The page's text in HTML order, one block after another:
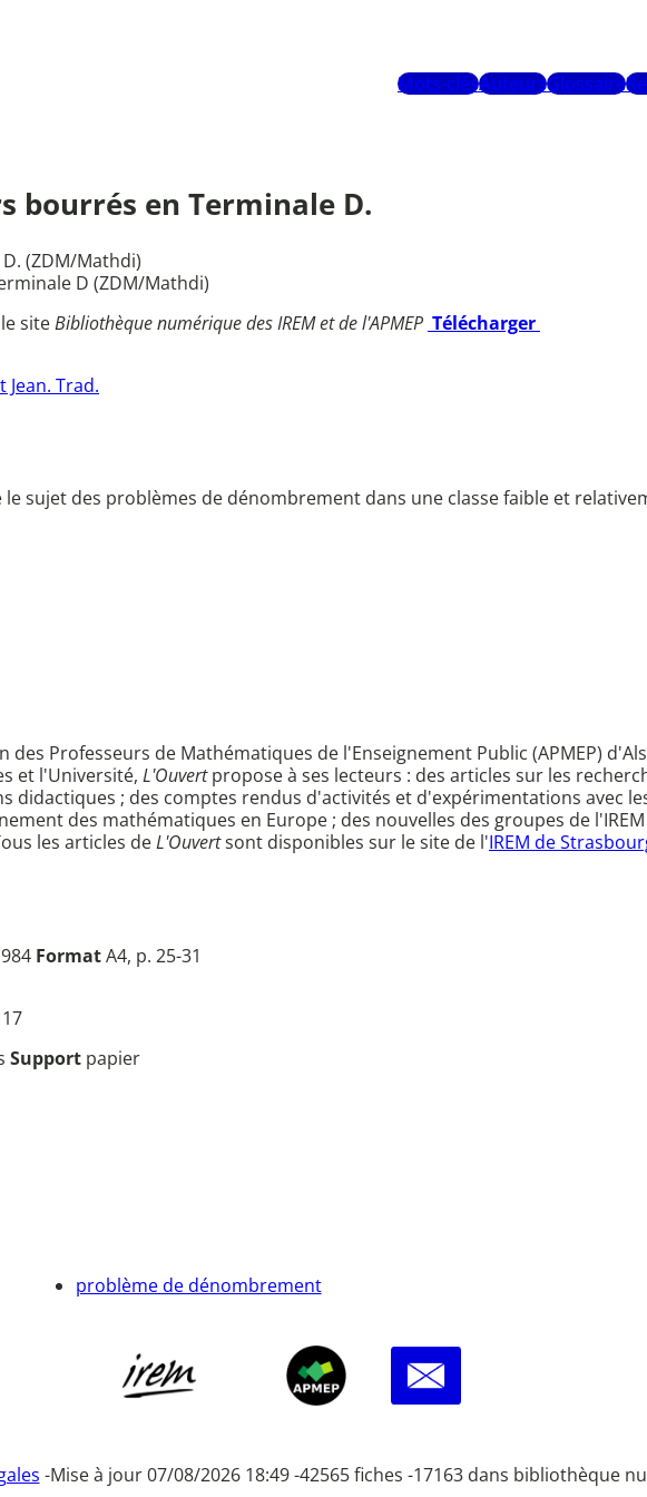
Mots-clésAuteursGlossaire
bourrés en Terminale D.
(ZDM/Mathdi)
D (ZDM/Mathdi)
siteBibliothèque numérique des IREM et de l'APMEP Télécharger
Jean. Trad.
sujet des problèmes de dénombrement dans une classe faible et
Professeurs de Mathématiques de l'Enseignement Public (APMEP)
et l'Université, L'Ouvertpropose à ses lecteurs : des articles sur les
didactiques ; des comptes rendus d'activités et d'expérimentations avec
des mathématiques en Europe ; des nouvelles des groupes de
les articles deL'Ouvertsont disponibles sur le site de l'IREM de
FormatA4, p. 25-31
17
Support papier
problème de dénombrement
-Mise à jour 07/08/2026 18:49 -42565 fiches -17163 dans bibliothèque